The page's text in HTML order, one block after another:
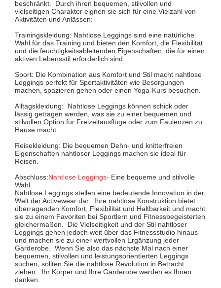
beschränkt. Durch ihren bequemen, stilvollen und
vielseitigen Charakter eignen sie sich für eine Vielzahl von
Aktivitäten und Anlässen:
Trainingskleidung: Nahtlose Leggings sind eine natürliche
Wahl für das Training und bieten den Komfort, die Flexibilität
und die feuchtigkeitsableitenden Eigenschaften, die für einen
aktiven Lebensstil erforderlich sind.
Sport: Die Kombination aus Komfort und Stil macht nahtlose
Leggings perfekt für Sportaktivitäten wie Besorgungen
machen, spazieren gehen oder einen Yoga-Kurs besuchen.
Alltagskleidung: Nahtlose Leggings können schick oder
lässig getragen werden, was sie zu einer bequemen und
stilvollen Option für Freizeitausflüge oder zum Faulenzen zu
Hause macht.
Reisekleidung: Die bequemen Dehn- und knitterfreien
Eigenschaften nahtloser Leggings machen sie ideal für
Reisen.
Abschluss:Nahtlose Leggings- Eine bequeme und stilvolle
Wahl
Nahtlose Leggings stellen eine bedeutende Innovation in der
Welt der Activewear dar. Ihre nahtlose Konstruktion bietet
überragenden Komfort, Flexibilität und Haltbarkeit und macht
sie zu einem Favoriten bei Sportlern und Fitnessbegeisterten
gleichermaßen. Die Vielseitigkeit und der Stil nahtloser
Leggings gehen jedoch weit über das Fitnessstudio hinaus
und machen sie zu einer wertvollen Ergänzung jeder
Garderobe. Wenn Sie also das nächste Mal nach einer
bequemen, stilvollen und leistungsorientierten Leggings
suchen, sollten Sie die nahtlose Revolution in Betracht
ziehen. Ihr Körper und Ihre Garderobe werden es Ihnen
danken.